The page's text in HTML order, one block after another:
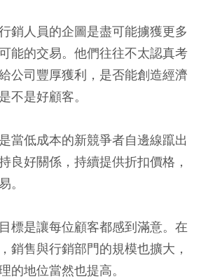
銷人員的企圖是盡可能擄獲更多
能的交易。他們往往不太認真考
公司豐厚獲利，是否能創造經濟
不是好顧客。
當低成本的新競爭者自邊線躥出
良好關係，持續提供折扣價格，
。
標是讓每位顧客都感到滿意。在
銷售與行銷部門的規模也擴大，
的地位當然也提高。